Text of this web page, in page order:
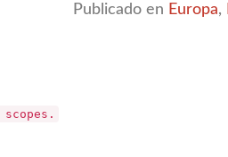
Publicado en Europa,